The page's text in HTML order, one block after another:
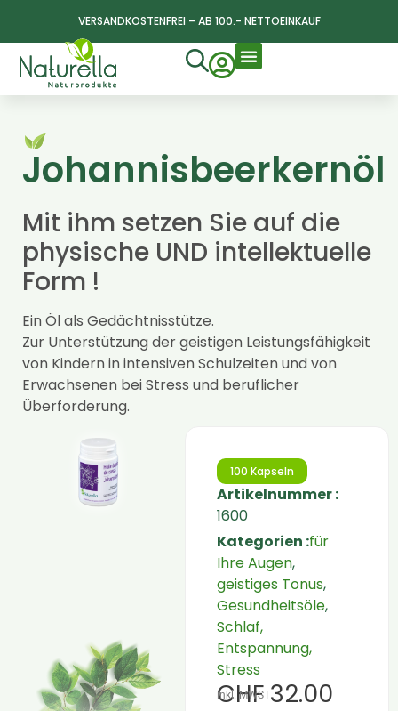
VERSANDKOSTENFREI – AB 100.- NETTOEINKAUF
Johannisbeerkernöl
Mit ihm setzen Sie auf die
physische UND intellektuelle
Form !
Ein Öl als Gedächtnisstütze.
Zur Unterstützung der geistigen Leistungsfähigkeit
von Kindern in intensiven Schulzeiten und von
Erwachsenen bei Stress und beruflicher
Überforderung.
100 Kapseln
Artikelnummer :
1600
Kategorien :für
Ihre Augen,
geistiges Tonus,
Gesundheitsöle,
Schlaf,
Entspannung,
Stress
CHF32.00
inkl. MWST